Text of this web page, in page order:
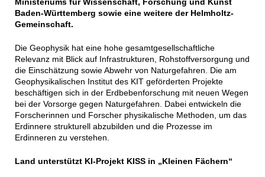
Baden-Württemberg sowie eine weitere der Helmholtz-
Gemeinschaft.
Die Geophysik hat eine hohe gesamtgesellschaftliche
Relevanz mit Blick auf Infrastrukturen, Rohstoffversorgung und
die Einschätzung sowie Abwehr von Naturgefahren. Die am
Geophysikalischen Institut des KIT geförderten Projekte
beschäftigen sich in der Erdbebenforschung mit neuen Wegen
bei der Vorsorge gegen Naturgefahren. Dabei entwickeln die
Forscherinnen und Forscher physikalische Methoden, um das
Erdinnere strukturell abzubilden und die Prozesse im
Erdinneren zu verstehen.
Land unterstützt KI-Projekt KISS in „Kleinen Fächern“